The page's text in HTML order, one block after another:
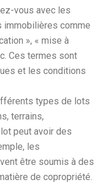
vous avec les
immobilières comme
», « mise à
Ces termes sont
et les conditions
types de lots
terrains,
peut avoir des
les
être soumis à des
de copropriété.